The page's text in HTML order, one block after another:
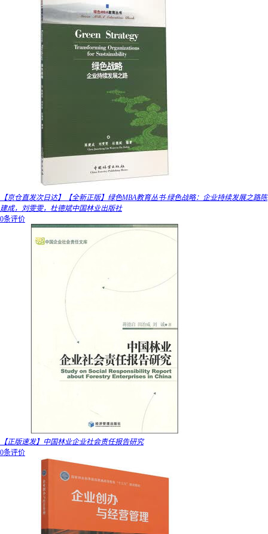
【京仓直发次日达】【全新正版】绿色MBA教育丛书·绿色战略：企业持续发展之路陈
建成，刘雯雯，杜德斌中国林业出版社
0条评价
【正版速发】中国林业企业社会责任报告研究
0条评价